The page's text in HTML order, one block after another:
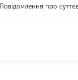
Повідомлення про